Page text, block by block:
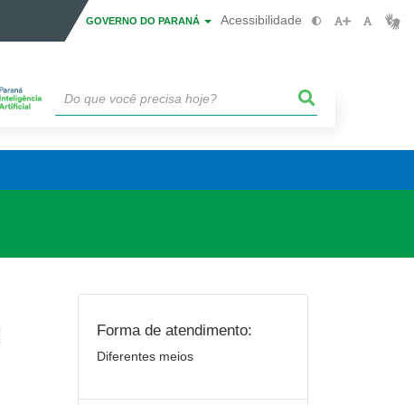
GOVERNO DO PARANÁ Acessibilidade
Forma de atendimento:
Diferentes meios